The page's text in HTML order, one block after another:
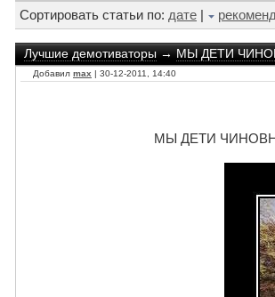
Сортировать статьи по: дате |
Лучшие демотиваторы→МЫ ДЕТИ
Добавил max | 30-12-2011, 14:40
МЫ ДЕТИ